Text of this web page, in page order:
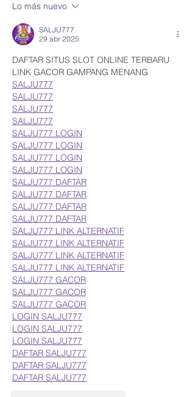
EMPRESAS
Lo más nuevo
SALJU777
29 abr 2025
DAFTAR SITUS SLOT ONLINE TERBARU
LINK GACOR GAMPANG MENANG
SALJU777
SALJU777
SALJU777
SALJU777
SALJU777 LOGIN
SALJU777 LOGIN
SALJU777 LOGIN
SALJU777 LOGIN
SALJU777 DAFTAR
SALJU777 DAFTAR
SALJU777 DAFTAR
SALJU777 DAFTAR
SALJU777 LINK ALTERNATIF
SALJU777 LINK ALTERNATIF
SALJU777 LINK ALTERNATIF
SALJU777 LINK ALTERNATIF
SALJU777 GACOR
SALJU777 GACOR
SALJU777 GACOR
LOGIN SALJU777
LOGIN SALJU777
LOGIN SALJU777
DAFTAR SALJU777
DAFTAR SALJU777
DAFTAR SALJU777